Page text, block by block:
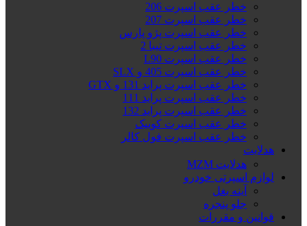
خطر عقب اسپرت 206
خطر عقب اسپرت 207
خطر عقب اسپرت پژو پارس
خطر عقب اسپرت تیبا 2
خطر عقب اسپرت L90
خطر عقب اسپرت 405 و SLX
خطر عقب اسپرت پراید 131 و GTX
خطر عقب اسپرت پراید 111
خطر عقب اسپرت پراید 132
خطر عقب اسپرت کوییک
خطر عقب اسپرت فول کالر
هدلایت
هدلایت MZM
لوازم اسپرتی خودرو
آینه بغل
جلو پنجره
قوانین و مقررات